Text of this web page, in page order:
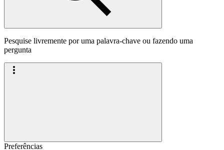
Pesquise livremente por uma palavra-chave ou fazendo uma
pergunta
Preferências